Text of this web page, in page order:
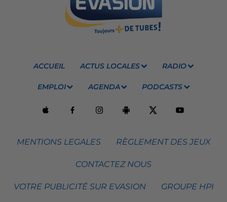
ACCUEIL ACTUS LOCALES RADIO
EMPLOI AGENDA PODCASTS
MENTIONS LEGALES RÈGLEMENT DES JEUX
CONTACTEZ NOUS
VOTRE PUBLICITÉ SUR EVASION GROUPE HPI